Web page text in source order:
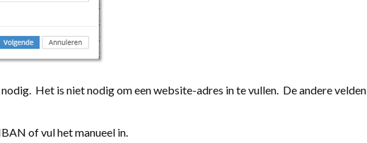
nodig. Het is niet nodig om een website-adres in te vullen. De andere velden
of vul het manueel in.